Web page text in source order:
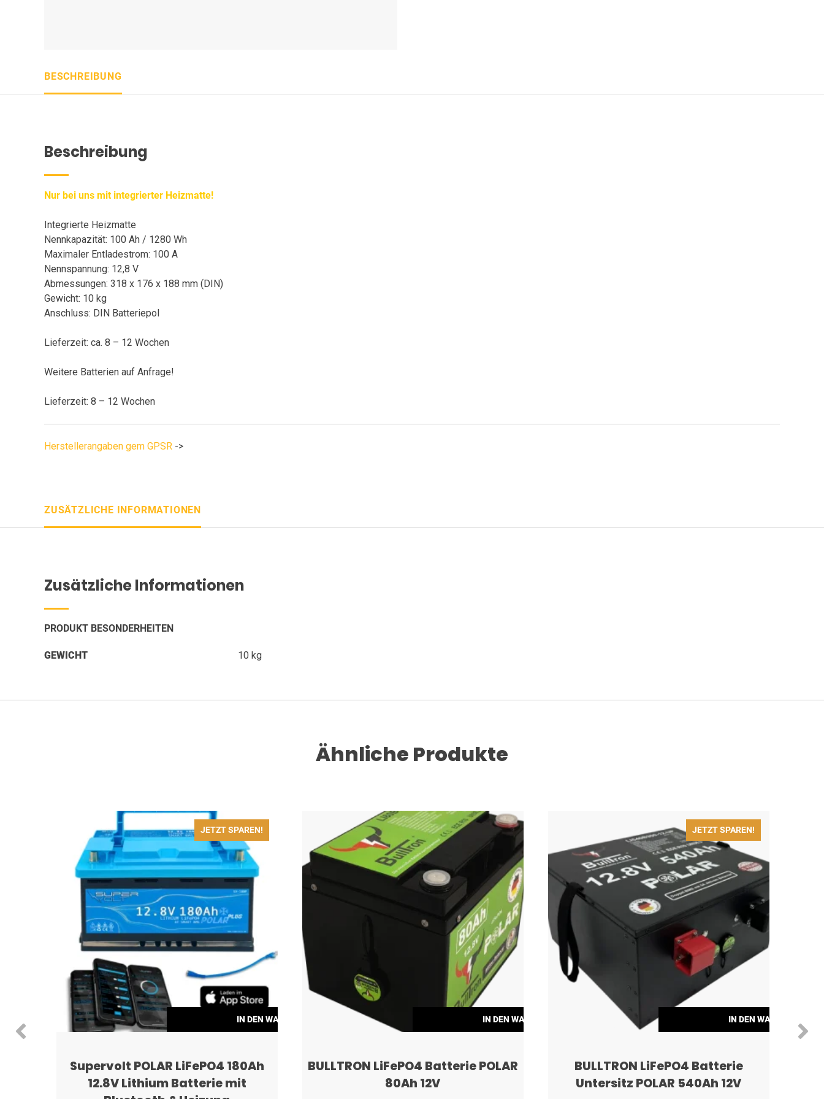
BESCHREIBUNG
Beschreibung
Nur bei uns mit integrierter Heizmatte!
Integrierte Heizmatte
Nennkapazität: 100 Ah / 1280 Wh
Maximaler Entladestrom: 100 A
Nennspannung: 12,8 V
Abmessungen: 318 x 176 x 188 mm (DIN)
Gewicht: 10 kg
Anschluss: DIN Batteriepol
Lieferzeit: ca. 8 – 12 Wochen
Weitere Batterien auf Anfrage!
Lieferzeit: 8 – 12 Wochen
Herstellerangaben gem GPSR ->
ZUSÄTZLICHE INFORMATIONEN
Zusätzliche Informationen
PRODUKT BESONDERHEITEN
GEWICHT 10 kg
Ähnliche Produkte
IN DEN WARENKORB
JETZT SPAREN!
Supervolt POLAR LiFePO4 180Ah
12.8V Lithium Batterie mit
IN DEN WARENKORB
BULLTRON LiFePO4 Batterie POLAR
80Ah 12V
IN DEN WARENKORB
JETZT SPAREN!
BULLTRON LiFePO4 Batterie
Untersitz POLAR 540Ah 12V